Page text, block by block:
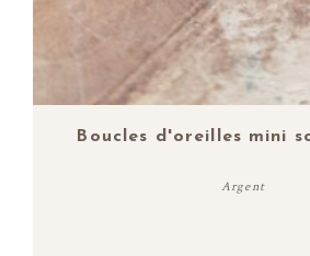
Boucles d'oreilles mini
Argent